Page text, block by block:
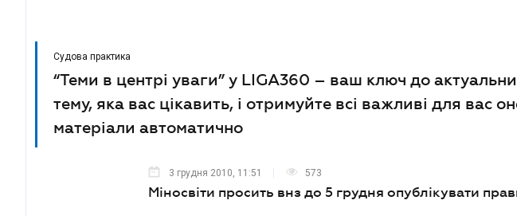
Судова практика
“Теми в центрі уваги” у LIGA360 – ваш ключ до
тему, яка вас цікавить, і отримуйте всі важливі для вас
матеріали автоматично
3 грудня 2010, 11:51 573
Міносвіти просить внз до 5 грудня опублікувати